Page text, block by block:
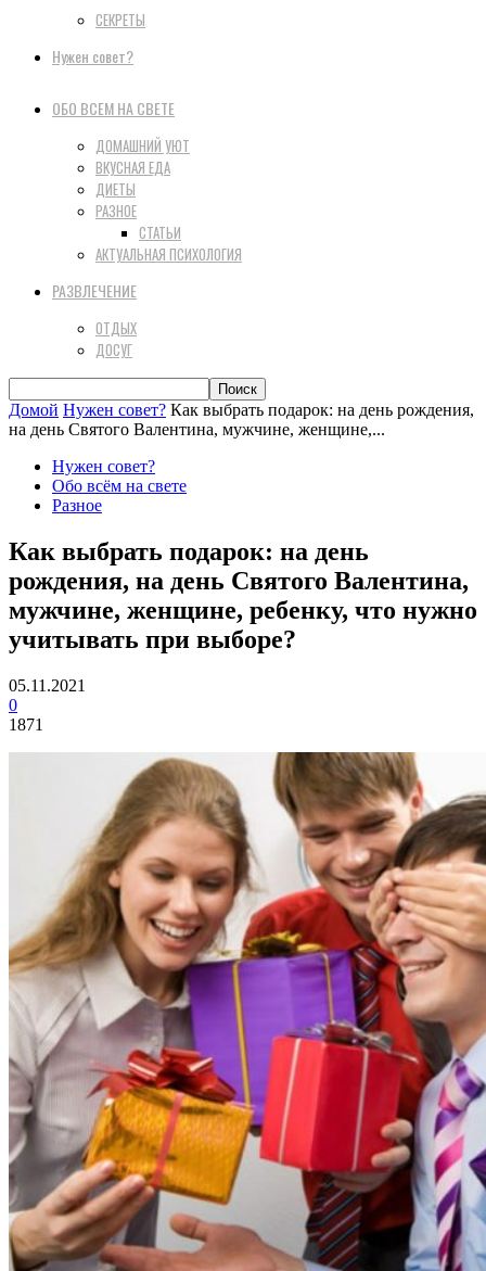
СЕКРЕТЫ
Нужен совет?
ОБО ВСЕМ НА СВЕТЕ
ДОМАШНИЙ УЮТ
ВКУСНАЯ ЕДА
ДИЕТЫ
РАЗНОЕ
СТАТЬИ
АКТУАЛЬНАЯ ПСИХОЛОГИЯ
РАЗВЛЕЧЕНИЕ
ОТДЫХ
ДОСУГ
Домой Нужен совет? Как выбрать подарок: на день рождения,
на день Святого Валентина, мужчине, женщине,...
Нужен совет?
Обо всём на свете
Разное
Как выбрать подарок: на день
рождения, на день Святого Валентина,
мужчине, женщине, ребенку, что нужно
учитывать при выборе?
05.11.2021
0
1871